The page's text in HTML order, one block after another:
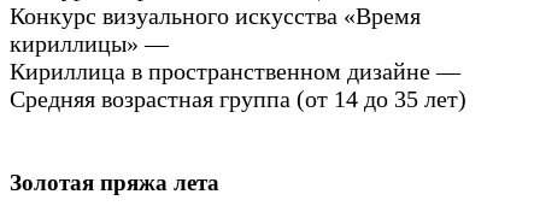
Конкурс визуального искусства «Время
кириллицы» —
Кириллица в пространственном дизайне —
Средняя возрастная группа (от 14 до 35 лет)
Золотая пряжа лета